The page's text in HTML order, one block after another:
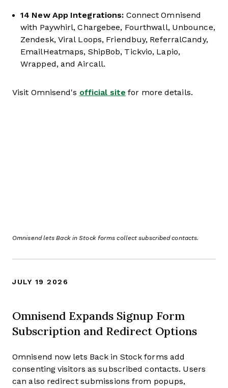
14 New App Integrations: Connect Omnisend
with Paywhirl, Chargebee, Fourthwall, Unbounce,
Zendesk, Viral Loops, Friendbuy, ReferralCandy,
EmailHeatmaps, ShipBob, Tickvio, Lapio,
Wrapped, and Aircall.
Visit Omnisend's official site for more details.
Omnisend lets Back in Stock forms collect subscribed contacts.
JULY 19 2026
Omnisend Expands Signup Form
Subscription and Redirect Options
Omnisend now lets Back in Stock forms add
consenting visitors as subscribed contacts. Users
can also redirect submissions from popups,